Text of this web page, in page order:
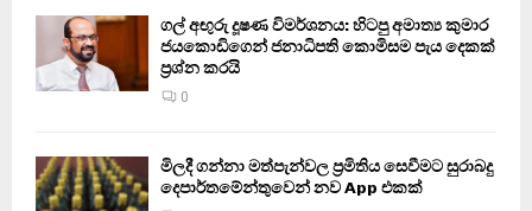
ගල් අඟුරු දූෂණ විමර්ශනය: හිටපු අමාත්‍ය කුමාර
ජයකොඩිගෙන් ජනාධිපති කොමිසම පැය දෙකක්
ප්‍රශ්න කරයි
0
මිලදී ගන්නා මත්පැන්වල ප්‍රමිතිය සෙවීමට සුරාබදු
දෙපාර්තමේන්තුවෙන් නව App එකක්